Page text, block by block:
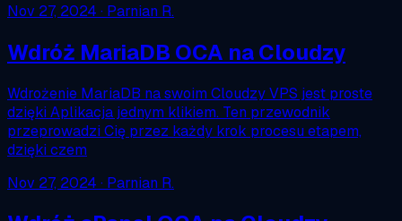
Nov 27, 2024 · Parnian R.
Wdróż MariaDB OCA na Cloudzy
Wdrożenie MariaDB na swoim Cloudzy VPS jest proste
dzięki Aplikacja jednym klikiem. Ten przewodnik
przeprowadzi Cię przez każdy krok procesu etapem,
dzięki czem
Nov 27, 2024 · Parnian R.